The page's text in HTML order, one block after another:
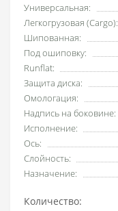
Универсальная:
Легкогрузовая (Cargo):
Шипованная:
Под ошиповку:
Runflat:
Защита диска:
Омологация:
Надпись на боковине:
Исполнение:
Ось:
Слойность:
Назначение:
Количество: